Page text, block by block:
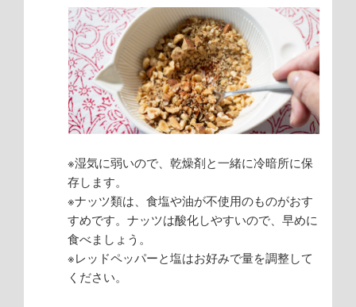
※湿気に弱いので、乾燥剤と一緒に冷暗所に保
存します。
※ナッツ類は、食塩や油が不使用のものがおす
すめです。ナッツは酸化しやすいので、早めに
食べましょう。
※レッドペッパーと塩はお好みで量を調整して
ください。